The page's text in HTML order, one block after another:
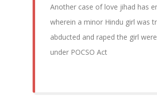
Another case of love jihad has
wherein a minor Hindu girl was
abducted and raped the girl
under POCSO Act